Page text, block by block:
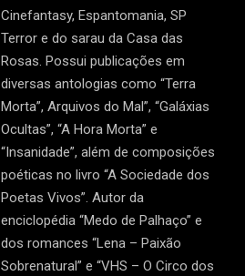
Cinefantasy, Espantomania, SP
Terror e do sarau da Casa das
Rosas. Possui publicações em
diversas antologias como “Terra
Morta”, Arquivos do Mal”, “Galáxias
Ocultas”, “A Hora Morta” e
“Insanidade”, além de composições
poéticas no livro “A Sociedade dos
Poetas Vivos”. Autor da
enciclopédia “Medo de Palhaço” e
dos romances “Lena – Paixão
Sobrenatural” e “VHS – O Circo dos